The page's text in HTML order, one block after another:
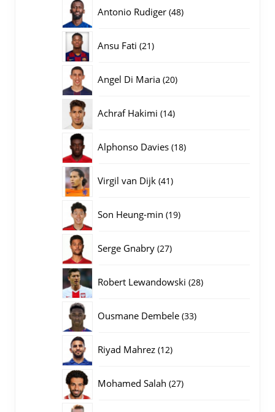
Antonio Rudiger 4848
Ansu Fati 2121
Angel Di Maria 2020
Achraf Hakimi 1414
Alphonso Davies 1818
Virgil van Dijk 4141
Son Heung-min 1919
Serge Gnabry 2727
Robert Lewandowski 2828
Ousmane Dembele 3333
Riyad Mahrez 1212
Mohamed Salah 2727